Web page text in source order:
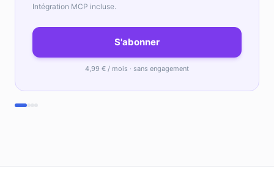
Intégration MCP incluse.
S'abonner
4,99 € / mois · sans engagement